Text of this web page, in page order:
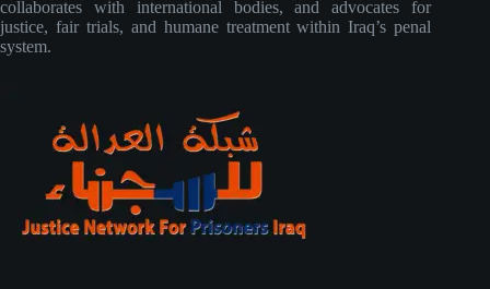
collaborates with international bodies, and advocates for
justice, fair trials, and humane treatment within Iraq’s penal
system.